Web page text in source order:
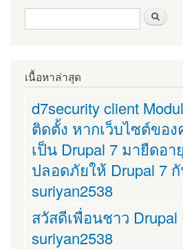
ฟอร์มค้นหา
เนื้อหาล่าสุด
d7security client
ติดตั้ง หากเว็บไซต์ขอ
เป็น Drupal 7 มายืดอา
ปลอดภัยให้ Drupal 7
suriyan2538
สวัสดีเพื่อนชาว Drupal
suriyan2538